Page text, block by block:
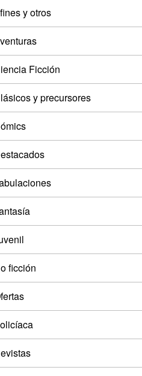
y otros
Ficción
y precursores
ficción